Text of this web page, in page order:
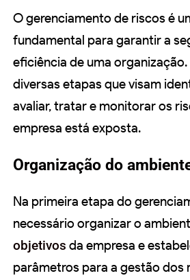
O gerenciamento de riscos é
fundamental para garantir a
eficiência de uma
diversas etapas que visam
avaliar, tratar e monitorar os
empresa está exposta.
Organização do
Na primeira etapa do
necessário organizar o
objetivos da empresa e
parâmetros para a gestão dos